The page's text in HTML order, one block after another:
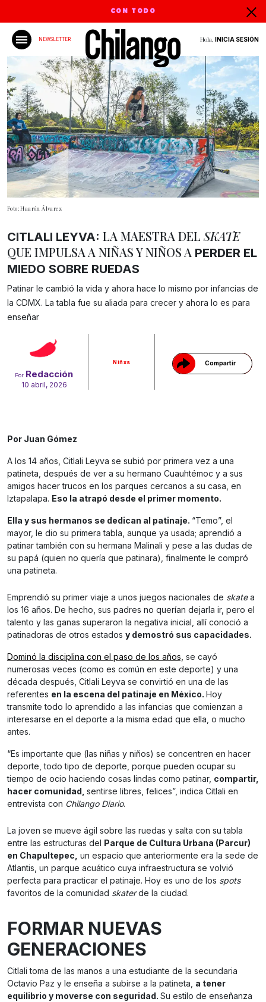
CON TODO
NEWSLETTER Hola, INICIA SESIÓN
Foto: Haarón Álvarez
Por Redacción
10 abril, 2026
Niñxs Compartir
Gracias!
CITLALI LEYVA: LA MAESTRA DELSKATE
QUE IMPULSA A NIÑAS Y NIÑOS A PERDER EL
MIEDO SOBRE RUEDAS
Patinar le cambió la vida y ahora hace lo mismo por infancias de
la CDMX. La tabla fue su aliada para crecer y ahora lo es para
enseñar
Por Juan Gómez
A los 14 años, Citlali Leyva se subió por primera vez a una
patineta, después de ver a su hermano Cuauhtémoc y a sus
amigos hacer trucos en los parques cercanos a su casa, en
Iztapalapa. Eso la atrapó desde el primer momento.
Ella y sus hermanos se dedican al patinaje. “Temo”, el
mayor, le dio su primera tabla, aunque ya usada; aprendió a
patinar también con su hermana Malinali y pese a las dudas de
su papá (quien no quería que patinara), finalmente le compró
una patineta.
Emprendió su primer viaje a unos juegos nacionales de skatea
los 16 años. De hecho, sus padres no querían dejarla ir, pero el
talento y las ganas superaron la negativa inicial, allí conoció a
patinadoras de otros estados y demostró sus capacidades.
Dominó la disciplina con el paso de los años, se cayó
numerosas veces (como es común en este deporte) y una
década después, Citlali Leyva se convirtió en una de las
referentes en la escena del patinaje en México. Hoy
transmite todo lo aprendido a las infancias que comienzan a
interesarse en el deporte a la misma edad que ella, o mucho
antes.
“Es importante que (las niñas y niños) se concentren en hacer
deporte, todo tipo de deporte, porque pueden ocupar su
tiempo de ocio haciendo cosas lindas como patinar, compartir,
hacer comunidad, sentirse libres, felices”, indica Citlali en
entrevista con Chilango Diario.
La joven se mueve ágil sobre las ruedas y salta con su tabla
entre las estructuras del
Parque de Cultura Urbana (Parcur)
en Chapultepec, un espacio que anteriormente era la sede de
Atlantis, un parque acuático cuya infraestructura se volvió
perfecta para practicar el patinaje. Hoy es uno de los spots
favoritos de la comunidad skaterde la ciudad.
FORMAR NUEVAS
GENERACIONES
Citlali toma de las manos a una estudiante de la secundaria
Octavio Paz y le enseña a subirse a la patineta, a tener
equilibrio y moverse con seguridad. Su estilo de enseñanza